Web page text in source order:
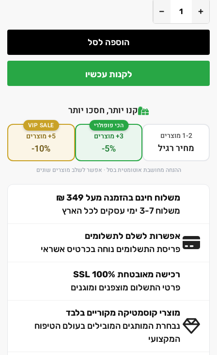
+
−
הוספה לסל
לקנות עכשיו
קנו יותר, חסכו יותר
1-2 מוצרים
מחיר רגיל
הכי פופולרי
3+ מוצרים
-5%
VIP SALE
5+ מוצרים
-10%
ההנחה מחושבת אוטומטית בסל · אפשר לשלב מוצרים שונים
משלוח חינם בהזמנה מעל 349 ₪
משלוח 3-7 ימי עסקים לכל הארץ
אפשרות לשלם לתשלומים
פריסת התשלומים נוחה בכרטיס אשראי
רכישה מאובטחת 100% SSL
פרטי התשלום מוצפנים ומוגנים
מוצרי קוסמטיקה מקוריים בלבד
נבחרת המותגים המובילים בעולם הטיפוח
המקצועי